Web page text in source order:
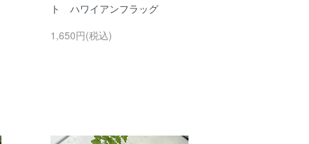
ト ハワイアンフラッグ
1,650円(税込)